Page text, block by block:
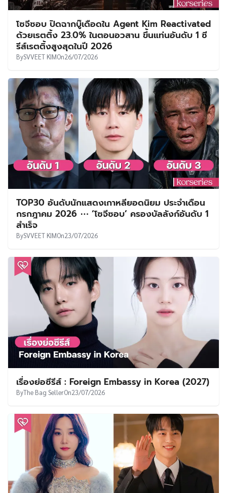
โซจีซอบ ปิดฉากบู๊เดือดใน Agent Kim Reactivated
ด้วยเรตติ้ง 23.0% ในตอนอวสาน ขึ้นแท่นอันดับ 1 ซี
รีส์เรตติ้งสูงสุดในปี 2026
BySVVEET KIMOn26/07/2026
TOP30 อันดับนักแสดงเกาหลียอดนิยม ประจำเดือน
กรกฎาคม 2026 ⋯ ‘โซจีซอบ’ ครองบัลลังก์อันดับ 1
สำเร็จ
BySVVEET KIMOn23/07/2026
เรื่องย่อซีรีส์ : Foreign Embassy in Korea (2027)
ByThe Bag SellerOn23/07/2026